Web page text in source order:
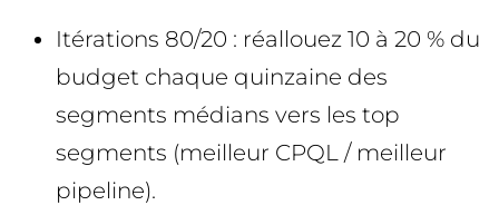
Itérations 80/20 : réallouez 10 à 20 % du
budget chaque quinzaine des
segments médians vers les top
segments (meilleur CPQL / meilleur
pipeline).